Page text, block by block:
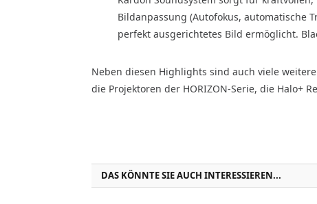
Bildanpassung (Autofokus, automatische
perfekt ausgerichtetes Bild ermöglicht.
Neben diesen Highlights sind auch viele
die Projektoren der HORIZON-Serie, die Halo+
DAS KÖNNTE SIE AUCH INTERESSIEREN...